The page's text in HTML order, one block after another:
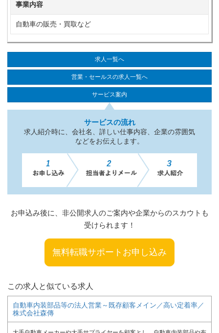
事業内容
自動車の販売・買取など
求人一覧へ
営業・セールスの求人一覧へ
サービス案内
サービスの流れ
求人紹介時に、会社名、詳しい仕事内容、企業の雰囲気
などをお伝えします。
お申込み後に、非公開求人のご案内や企業からのスカウトも
受けられます！
無料転職サポートお申し込み
この求人と似ている求人
自動車内装部品等の法人営業～既存顧客メイン／高い定着率／
株式会社森傳